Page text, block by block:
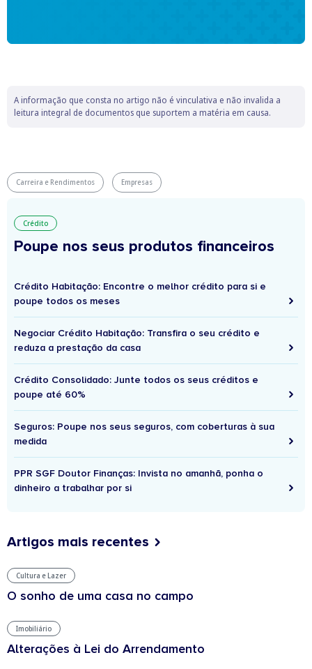
A informação que consta no artigo não é vinculativa e não invalida a
leitura integral de documentos que suportem a matéria em causa.
Carreira e Rendimentos Empresas
Crédito
Poupe nos seus produtos financeiros
Crédito Habitação: Encontre o melhor crédito para si e
poupe todos os meses
Negociar Crédito Habitação: Transfira o seu crédito e
reduza a prestação da casa
Crédito Consolidado: Junte todos os seus créditos e
poupe até 60%
Seguros: Poupe nos seus seguros, com coberturas à sua
medida
PPR SGF Doutor Finanças: Invista no amanhã, ponha o
dinheiro a trabalhar por si
Artigos mais recentes
Cultura e Lazer
O sonho de uma casa no campo
Imobiliário
Alterações à Lei do Arrendamento